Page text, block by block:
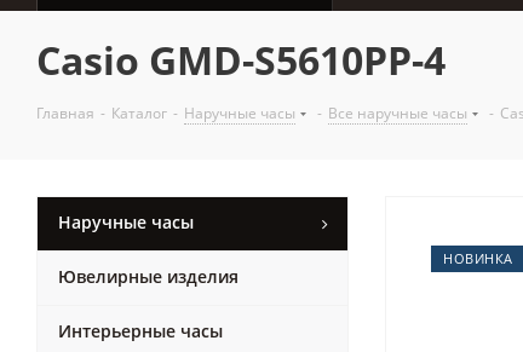
Casio GMD-S5610PP-4
Главная - Каталог - Наручные часы - Все наручные часы -
НОВИНКА
Наручные часы
Ювелирные изделия
Интерьерные часы